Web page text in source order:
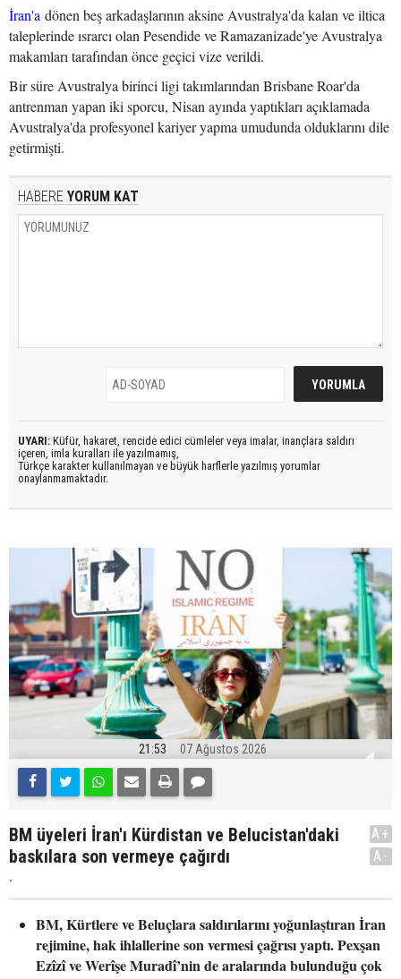
İran'a dönen beş arkadaşlarının aksine Avustralya'da kalan ve iltica
taleplerinde ısrarcı olan Pesendide ve Ramazanizade'ye Avustralya
makamları tarafından önce geçici vize verildi.
Bir süre Avustralya birinci ligi takımlarından Brisbane Roar'da
antrenman yapan iki sporcu, Nisan ayında yaptıkları açıklamada
Avustralya'da profesyonel kariyer yapma umudunda olduklarını dile
getirmişti.
HABERE YORUM KAT
UYARI: Küfür, hakaret, rencide edici cümleler veya imalar, inançlara saldırı
içeren, imla kuralları ile yazılmamış,
Türkçe karakter kullanılmayan ve büyük harflerle yazılmış yorumlar
onaylanmamaktadır.
21:53 07 Ağustos 2026
BM üyeleri İran'ı Kürdistan ve Belucistan'daki
baskılara son vermeye çağırdı
.
A+
A-
BM, Kürtlere ve Beluçlara saldırılarını yoğunlaştıran İran
rejimine, hak ihlallerine son vermesi çağrısı yaptı. Pexşan
Ezîzî ve Werîşe Muradî’nin de aralarında bulunduğu çok